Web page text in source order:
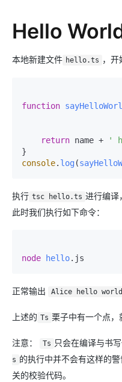
Hello
本地新建文件 hello.ts ，开
function
return name +
'
console. log (
执行 tsc hello.ts 进行编译
此时我们执行如下命令：
node hello
正常输出 Alice hello world
上述的 Ts 栗子中有一个点，
注意： Ts 只会在编译与书
s 的执行中并不会有这样的
关的校验代码。